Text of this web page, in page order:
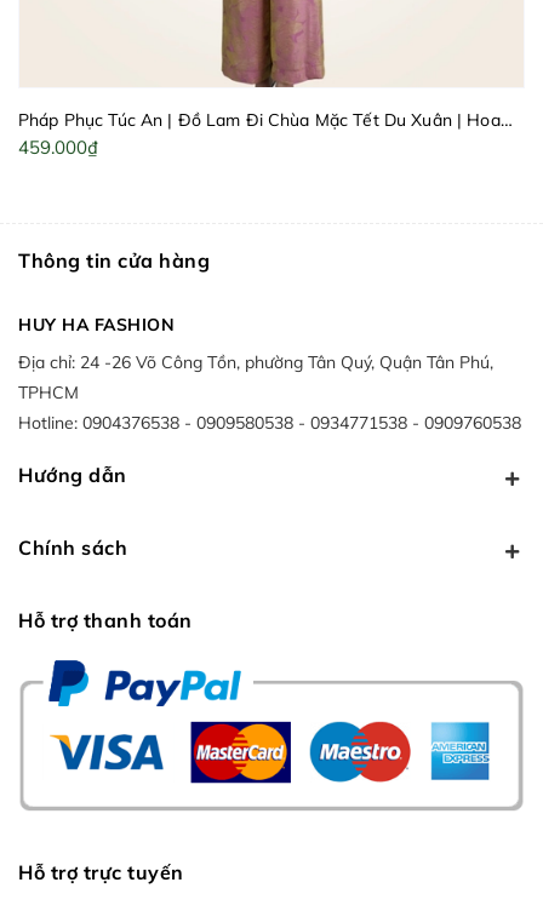
Pháp Phục Túc An | Đồ Lam Đi Chùa Mặc Tết Du Xuân | Hoa
Văn Sang Trọng, Thanh Lịch Cho Dịp Tết LT22 | HUY HÀ
459.000₫
Thông tin cửa hàng
HUY HA FASHION
Địa chỉ: 24 -26 Võ Công Tồn, phường Tân Quý, Quận Tân Phú,
TPHCM
Hotline: 0904376538 0909580538 0934771538 0909760538
Hướng dẫn
Chính sách
Hỗ trợ thanh toán
Hỗ trợ trực tuyến